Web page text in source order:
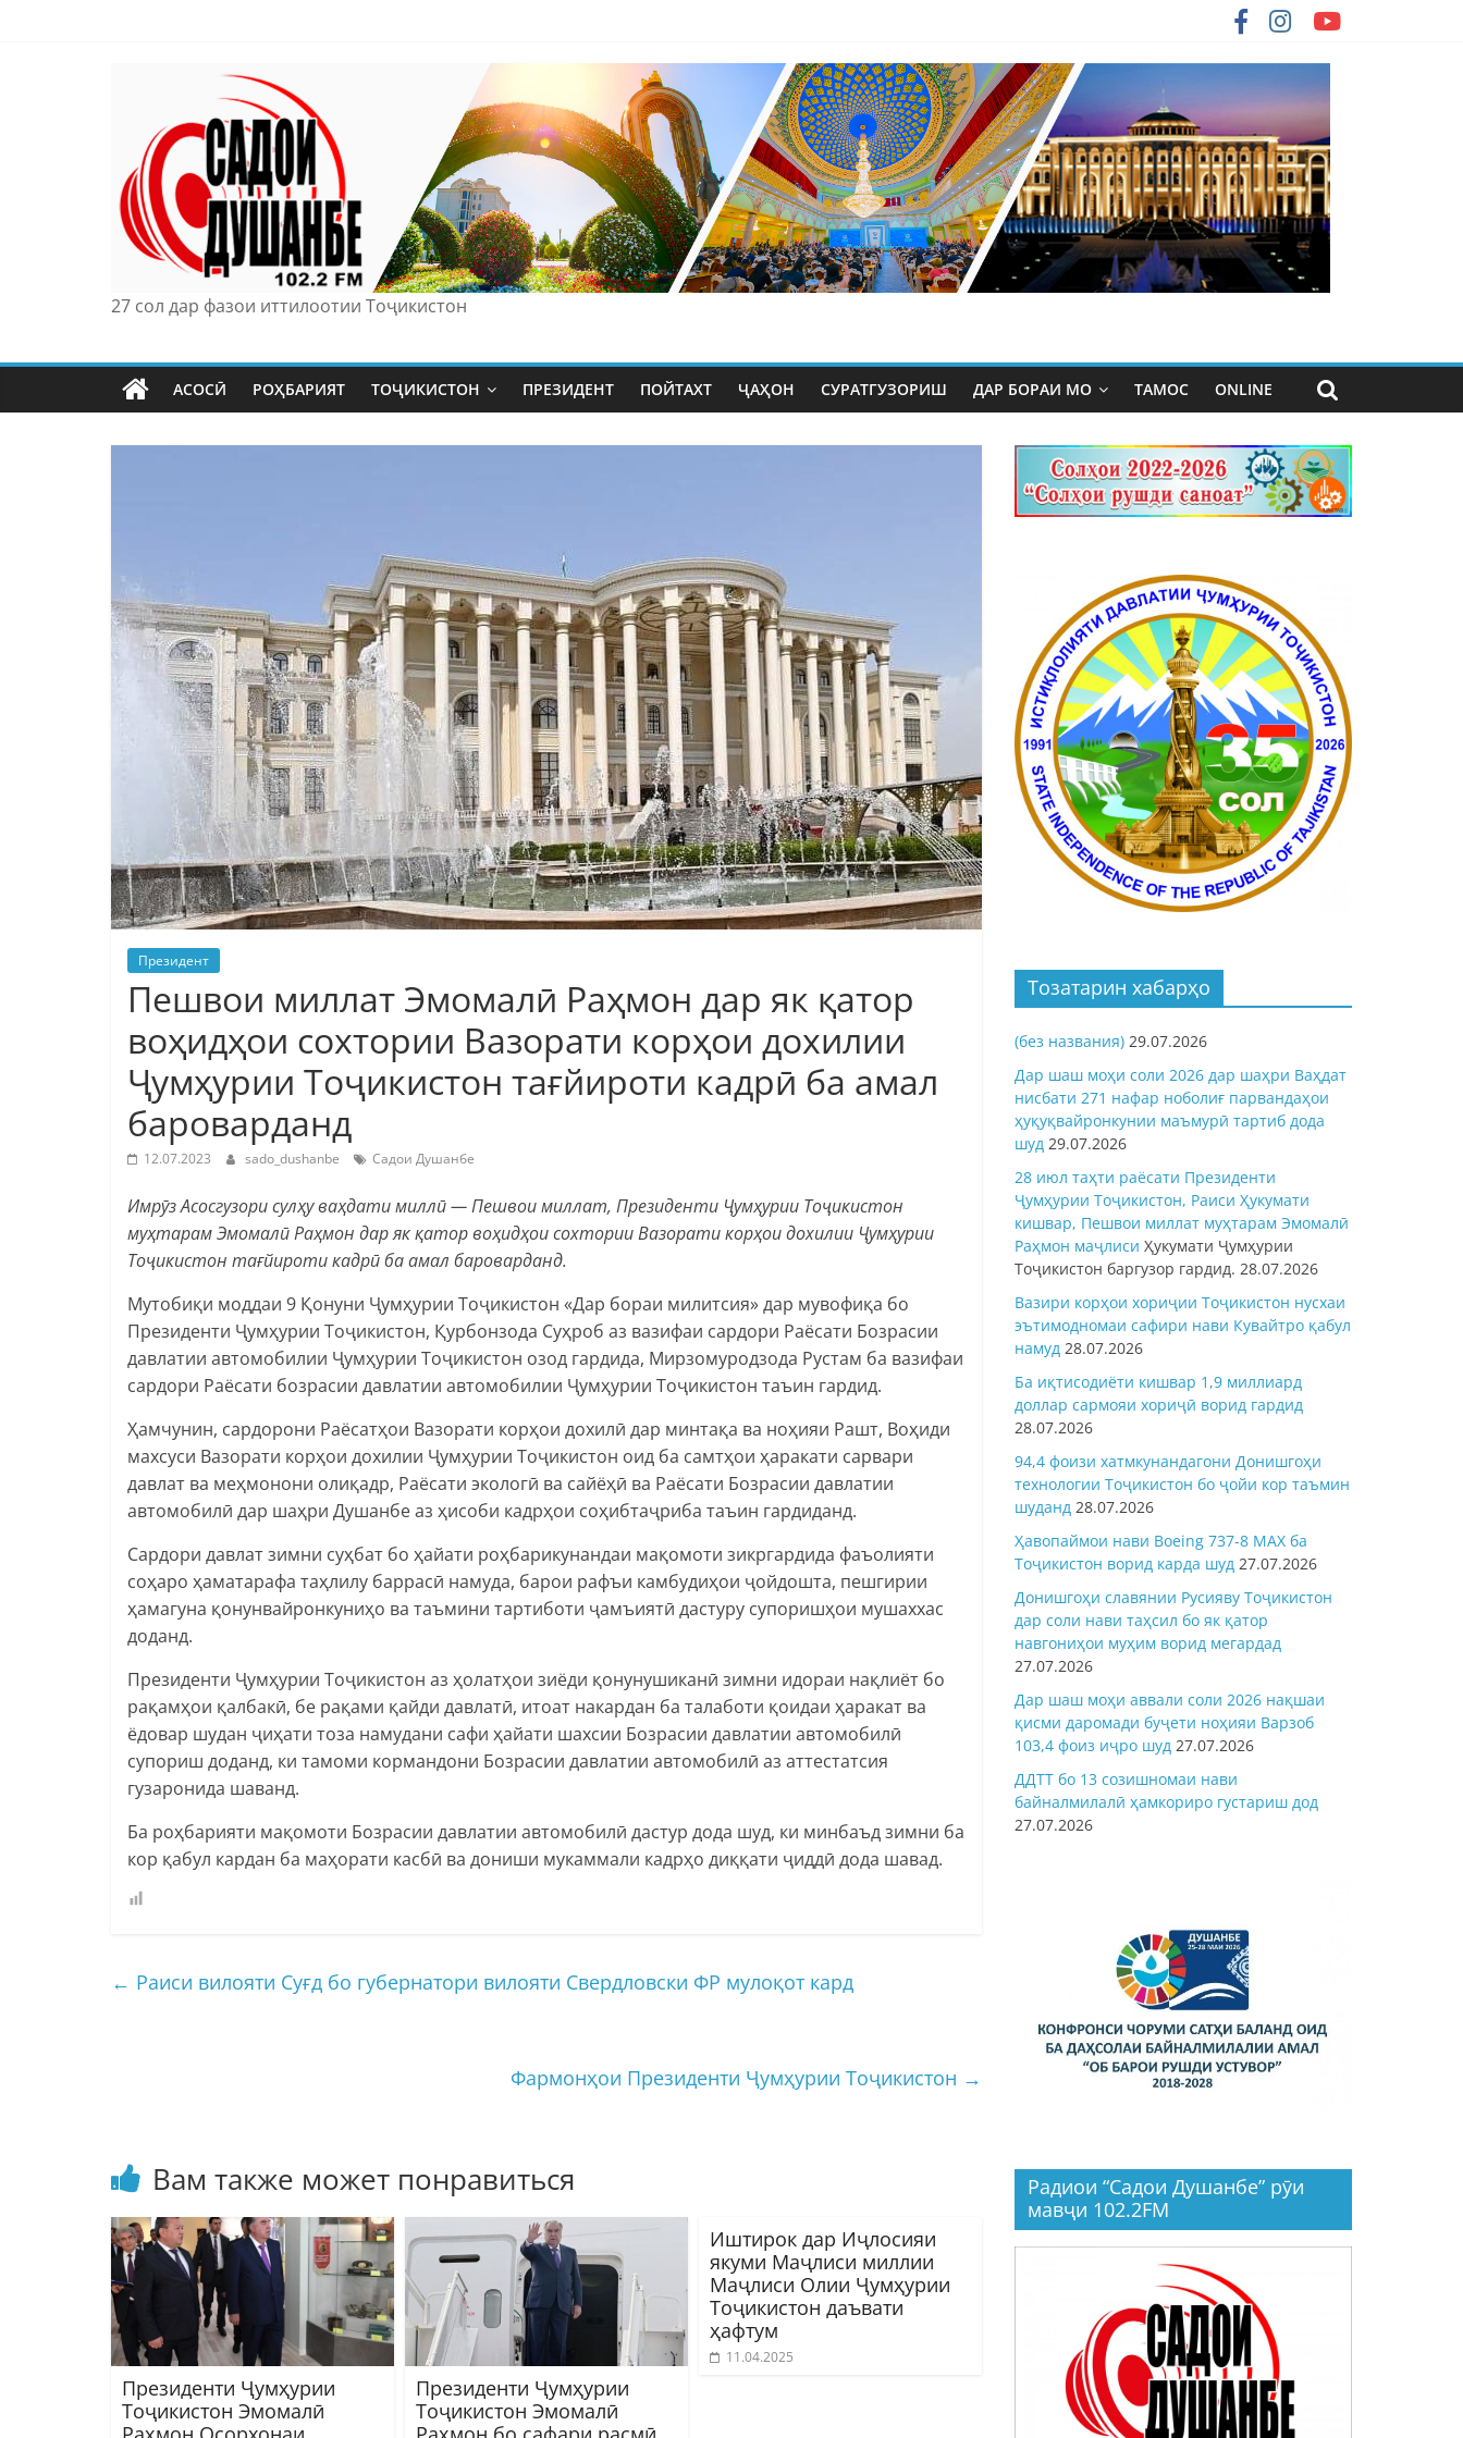
27 сол дар фазои иттилоотии Тоҷикистон
АСОСӢ РОҲБАРИЯТ ТОҶИКИСТОН ПРЕЗИДЕНТ ПОЙТАХТ ҶАҲОН СУРАТГУЗОРИШ ДАР БОРАИ МО ТАМОС ONLINE
Президент
Пешвои миллат Эмомалӣ Раҳмон дар як қатор
воҳидҳои сохтории Вазорати корҳои дохилии
Ҷумҳурии Тоҷикистон тағйироти кадрӣ ба амал
бароварданд
12.07.2023 sado_dushanbe Садои Душанбе
Имрӯз Асосгузори сулҳу ваҳдати миллӣ — Пешвои миллат, Президенти Ҷумҳурии Тоҷикистон
муҳтарам Эмомалӣ Раҳмон дар як қатор воҳидҳои сохтории Вазорати корҳои дохилии Ҷумҳурии
Тоҷикистон тағйироти кадрӣ ба амал бароварданд.
Мутобиқи моддаи 9 Қонуни Ҷумҳурии Тоҷикистон «Дар бораи милитсия» дар мувофиқа бо
Президенти Ҷумҳурии Тоҷикистон, Қурбонзода Суҳроб аз вазифаи сардори Раёсати Бозрасии
давлатии автомобилии Ҷумҳурии Тоҷикистон озод гардида, Мирзомуродзода Рустам ба вазифаи
сардори Раёсати бозрасии давлатии автомобилии Ҷумҳурии Тоҷикистон таъин гардид.
Ҳамчунин, сардорони Раёсатҳои Вазорати корҳои дохилӣ дар минтақа ва ноҳияи Рашт, Воҳиди
махсуси Вазорати корҳои дохилии Ҷумҳурии Тоҷикистон оид ба самтҳои ҳаракати сарвари
давлат ва меҳмонони олиқадр, Раёсати экологӣ ва сайёҳӣ ва Раёсати Бозрасии давлатии
автомобилӣ дар шаҳри Душанбе аз ҳисоби кадрҳои соҳибтаҷриба таъин гардиданд.
Сардори давлат зимни суҳбат бо ҳайати роҳбарикунандаи мақомоти зикргардида фаъолияти
соҳаро ҳаматарафа таҳлилу баррасӣ намуда, барои рафъи камбудиҳои ҷойдошта, пешгирии
ҳамагуна қонунвайронкуниҳо ва таъмини тартиботи ҷамъиятӣ дастуру супоришҳои мушаххас
доданд.
Президенти Ҷумҳурии Тоҷикистон аз ҳолатҳои зиёди қонунушиканӣ зимни идораи нақлиёт бо
рақамҳои қалбакӣ, бе рақами қайди давлатӣ, итоат накардан ба талаботи қоидаи ҳаракат ва
ёдовар шудан ҷиҳати тоза намудани сафи ҳайати шахсии Бозрасии давлатии автомобилӣ
супориш доданд, ки тамоми кормандони Бозрасии давлатии автомобилӣ аз аттестатсия
гузаронида шаванд.
Ба роҳбарияти мақомоти Бозрасии давлатии автомобилӣ дастур дода шуд, ки минбаъд зимни ба
кор қабул кардан ба маҳорати касбӣ ва дониши мукаммали кадрҳо диққати ҷиддӣ дода шавад.
← Раиси вилояти Суғд бо губернатори вилояти Свердловски ФР мулоқот кард
Фармонҳои Президенти Ҷумҳурии Тоҷикистон →
Вам также может понравиться
Президенти Ҷумҳурии
Тоҷикистон Эмомалӣ
Президенти Ҷумҳурии
Тоҷикистон Эмомалӣ
Иштирок дар Иҷлосияи
якуми Маҷлиси миллии
Маҷлиси Олии Ҷумҳурии
Тоҷикистон даъвати
ҳафтум
11.04.2025
Тозатарин хабарҳо
(без названия) 29.07.2026
Дар шаш моҳи соли 2026 дар шаҳри Ваҳдат
нисбати 271 нафар ноболиғ парвандаҳои
ҳуқуқвайронкунии маъмурӣ тартиб дода
шуд 29.07.2026
28 июл таҳти раёсати Президенти
Ҷумҳурии Тоҷикистон, Раиси Ҳукумати
кишвар, Пешвои миллат муҳтарам Эмомалӣ
Раҳмон маҷлиси Ҳукумати Ҷумҳурии
Тоҷикистон баргузор гардид. 28.07.2026
Вазири корҳои хориҷии Тоҷикистон нусхаи
эътимодномаи сафири нави Кувайтро қабул
намуд 28.07.2026
Ба иқтисодиёти кишвар 1,9 миллиард
доллар сармояи хориҷӣ ворид гардид
28.07.2026
94,4 фоизи хатмкунандагони Донишгоҳи
технологии Тоҷикистон бо ҷойи кор таъмин
шуданд 28.07.2026
Ҳавопаймои нави Boeing 737-8 MAX ба
Тоҷикистон ворид карда шуд 27.07.2026
Донишгоҳи славянии Русияву Тоҷикистон
дар соли нави таҳсил бо як қатор
навгониҳои муҳим ворид мегардад
27.07.2026
Дар шаш моҳи аввали соли 2026 нақшаи
қисми даромади буҷети ноҳияи Варзоб
103,4 фоиз иҷро шуд 27.07.2026
ДДТТ бо 13 созишномаи нави
байналмилалӣ ҳамкориро густариш дод
27.07.2026
Радиои “Садои Душанбе” рӯи
мавҷи 102.2FM